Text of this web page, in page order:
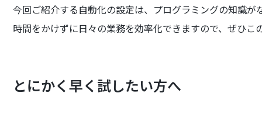
今回ご紹介する自動化の設定は、プログラミングの知識
時間をかけずに日々の業務を効率化できますので、ぜひ
とにかく早く試したい方へ